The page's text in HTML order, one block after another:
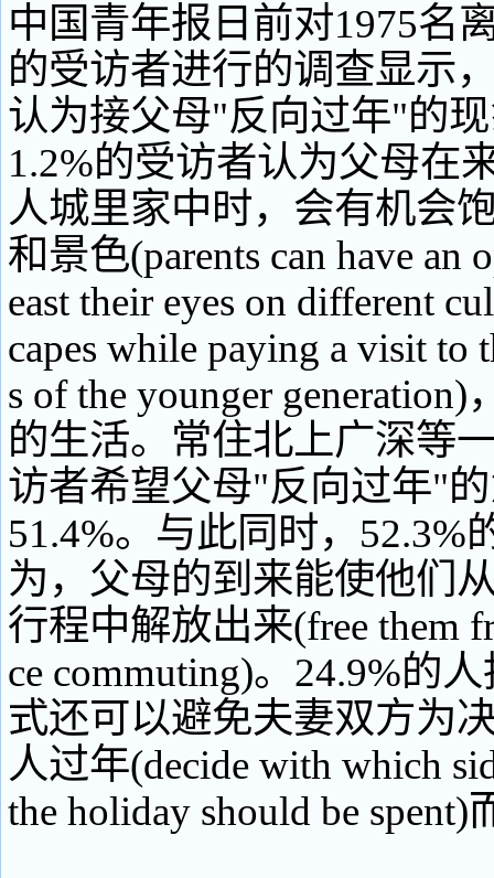
中国青年报日前对1975名
的受访者进行的调查显示
认为接父母"反向过年"的
1.2%的受访者认为父母在
人城里家中时，会有机会
和景色(parents can have an
east their eyes on different
capes while paying a visit to
s of the younger
的生活。常住北上广深等
访者希望父母"反向过年"
51.4%。与此同时，52.3%
为，父母的到来能使他们
行程中解放出来(free them
ce commuting)。24.9%的
式还可以避免夫妻双方为
人过年(decide with which
the holiday should be spent)